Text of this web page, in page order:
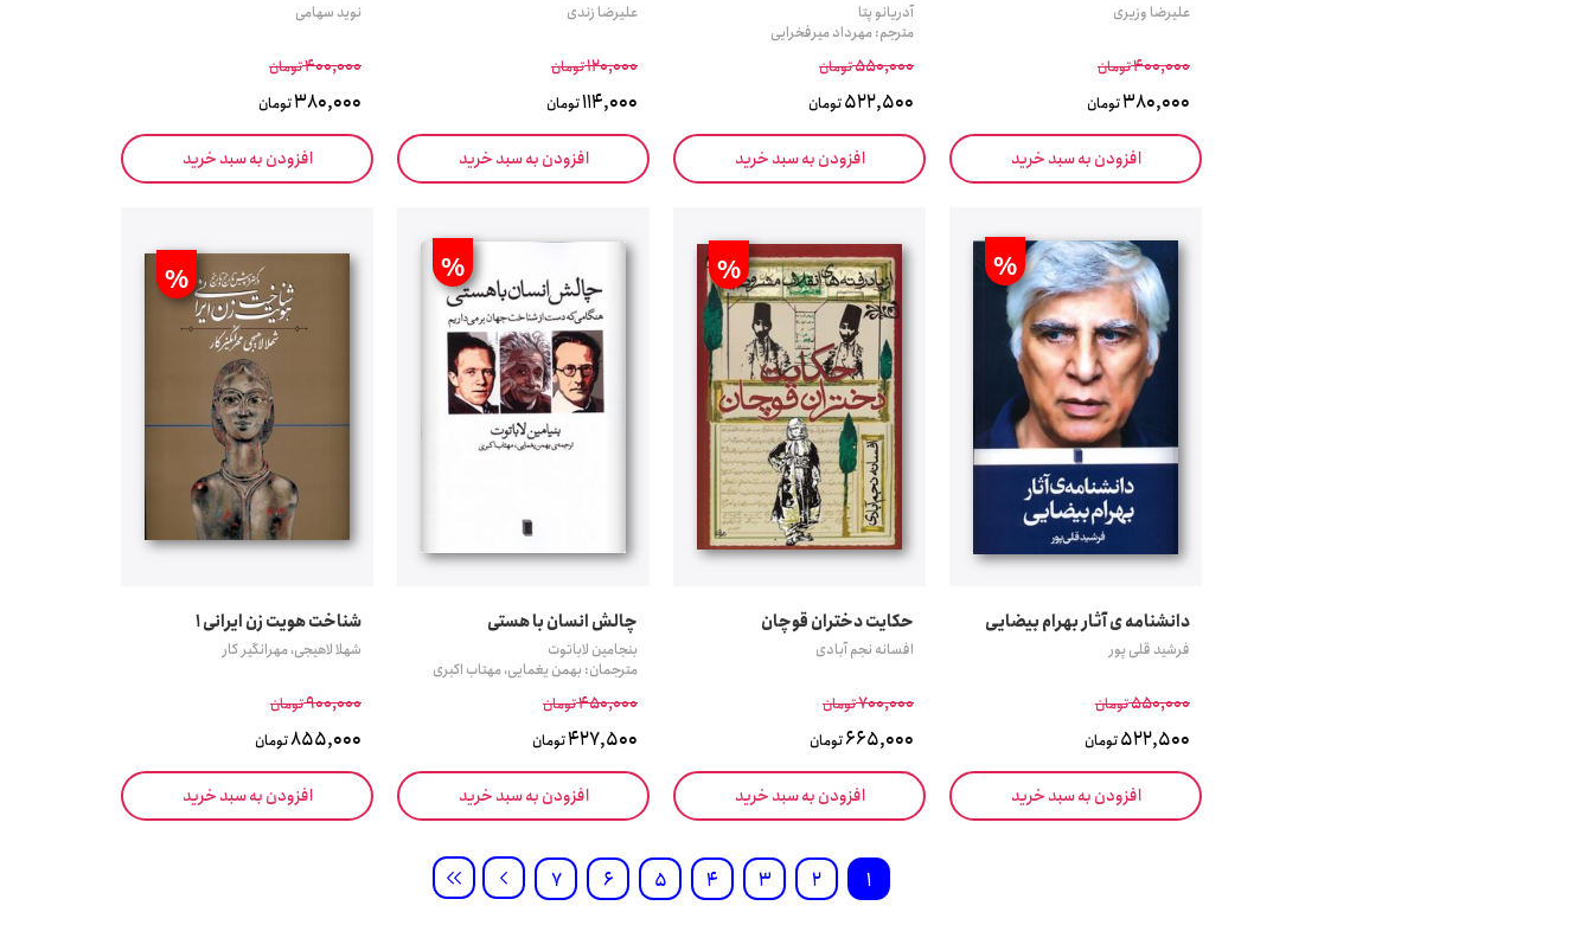
علیرضا وزیری
400,000تومان
380,000تومان
افزودن به سبد خرید
آدریانو پتا
مترجم: مهرداد میرفخرایی
550,000تومان
522,500تومان
افزودن به سبد خرید
علیرضا زندی
120,000تومان
114,000تومان
افزودن به سبد خرید
نوید سهامی
400,000تومان
380,000تومان
افزودن به سبد خرید
%
دانشنامه ی آثار بهرام بیضایی
فرشید قلی پور
550,000تومان
522,500تومان
افزودن به سبد خرید
%
حکایت دختران قوچان
افسانه نجم آبادی
700,000تومان
665,000تومان
افزودن به سبد خرید
%
چالش انسان با هستی
بنجامین لاباتوت
مترجمان: بهمن یغمایی، مهتاب اکبری
450,000تومان
427,500تومان
افزودن به سبد خرید
%
شناخت هویت زن ایرانی 1
شهلا لاهیجی، مهرانگیر کار
900,000تومان
855,000تومان
افزودن به سبد خرید
1
2
3
4
5
6
7